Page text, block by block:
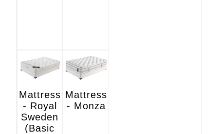
Mattress
- Royal
Sweden
(Basic
Mattress
- Monza